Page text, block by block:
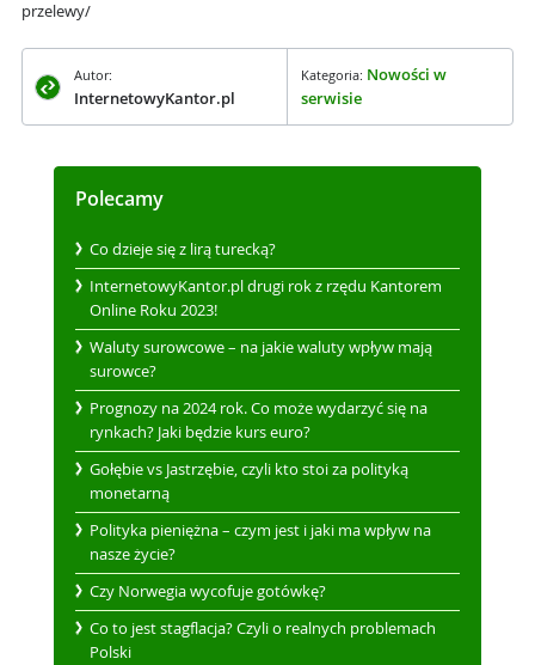
przelewy/
Autor:
InternetowyKantor.pl
Kategoria: Nowości w
serwisie
Polecamy
Co dzieje się z lirą turecką?
InternetowyKantor.pl drugi rok z rzędu Kantorem
Online Roku 2023!
Waluty surowcowe – na jakie waluty wpływ mają
surowce?
Prognozy na 2024 rok. Co może wydarzyć się na
rynkach? Jaki będzie kurs euro?
Gołębie vs Jastrzębie, czyli kto stoi za polityką
monetarną
Polityka pieniężna – czym jest i jaki ma wpływ na
nasze życie?
Czy Norwegia wycofuje gotówkę?
Co to jest stagflacja? Czyli o realnych problemach
Polski